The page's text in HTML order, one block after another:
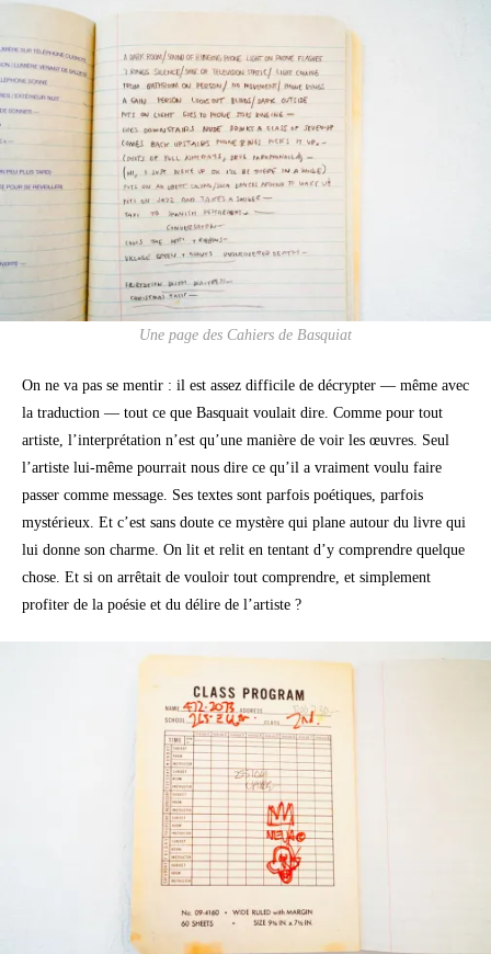
Une page des Cahiers de Basquiat
On ne va pas se mentir : il est assez difficile de décrypter — même avec
la traduction — tout ce que Basquait voulait dire. Comme pour tout
artiste, l’interprétation n’est qu’une manière de voir les œuvres. Seul
l’artiste lui-même pourrait nous dire ce qu’il a vraiment voulu faire
passer comme message. Ses textes sont parfois poétiques, parfois
mystérieux. Et c’est sans doute ce mystère qui plane autour du livre qui
lui donne son charme. On lit et relit en tentant d’y comprendre quelque
chose. Et si on arrêtait de vouloir tout comprendre, et simplement
profiter de la poésie et du délire de l’artiste ?